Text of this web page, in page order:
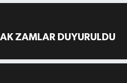
ZAMLAR DUYURULDU